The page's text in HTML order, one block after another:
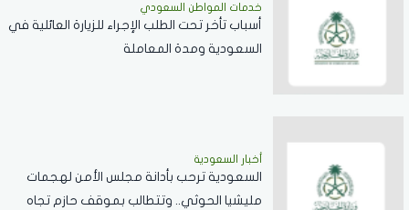
خدمات المواطن السعودي
أسباب تأخر تحت الطلب الإجراء للزيارة العائلية في
السعودية ومدة المعاملة
أخبار السعودية
السعودية ترحب بأدانة مجلس الأمن لهجمات
مليشيا الحوثي.. وتتطالب بموقف حازم تجاه